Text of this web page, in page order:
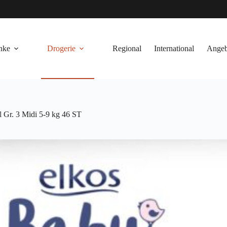
Drogerie Regional International
Gr. 3 Midi 5-9 kg 46 ST